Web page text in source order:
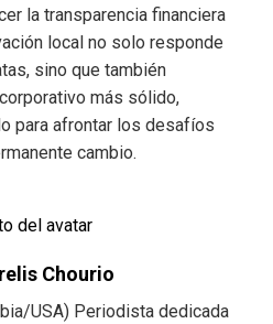
la transparencia financiera
local no solo responde
sino que también
más sólido,
para afrontar los desafíos
cambio.
Chourio
USA) Periodista dedicada